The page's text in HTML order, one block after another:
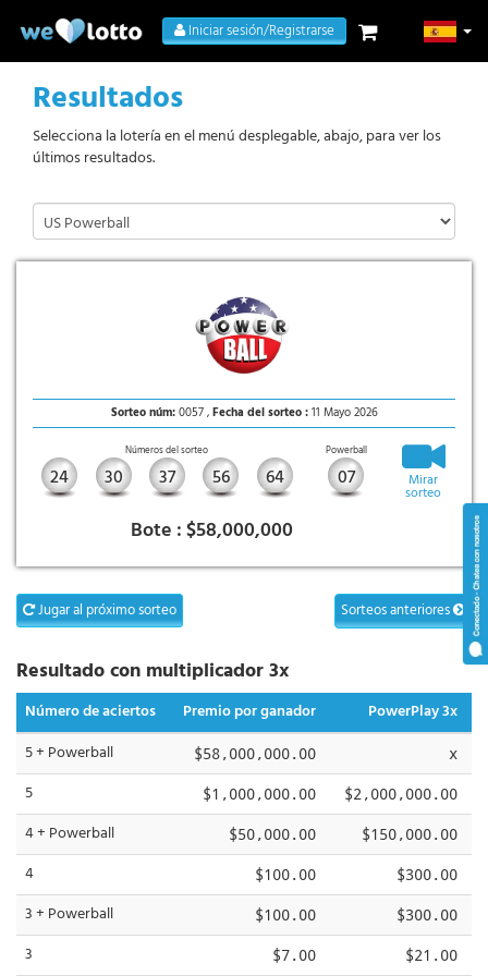
Iniciar sesión/Registrarse
Resultados
Selecciona la lotería en el menú desplegable, abajo, para ver los
últimos resultados.
Sorteo núm:0057 ,Fecha del sorteo :11 Mayo 2026
Números del sorteo Powerball
24 30 37 56 64 07
Bote :$58,000,000
Mirar
sorteo
Jugar al próximo sorteo Sorteos anteriores
Resultado con multiplicador 3x
Número de aciertos Premio por ganador
PowerPlay 3x
5 + Powerball
$58,000,000.00 x
5 $1,000,000.00 $2,000,000.00
4 + Powerball $50,000.00 $150,000.00
4 $100.00 $300.00
3 + Powerball $100.00 $300.00
3 $7.00 $21.00